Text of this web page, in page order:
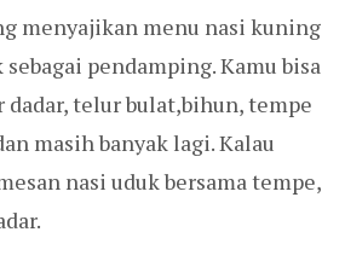
menyajikan menu nasi kuning
sebagai pendamping. Kamu bisa
telur bulat,bihun, tempe
masih banyak lagi. Kalau
nasi uduk bersama tempe,